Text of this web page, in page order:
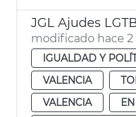
JGL Ajudes
modificado hace 2
IGUALDAD Y
VALENCIA
VALENCIA